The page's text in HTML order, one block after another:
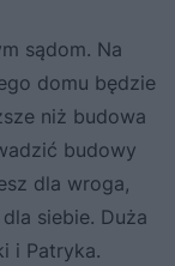
sądom. Na
domu będzie
niż budowa
budowy
dla wroga,
siebie. Duża
i Patryka.